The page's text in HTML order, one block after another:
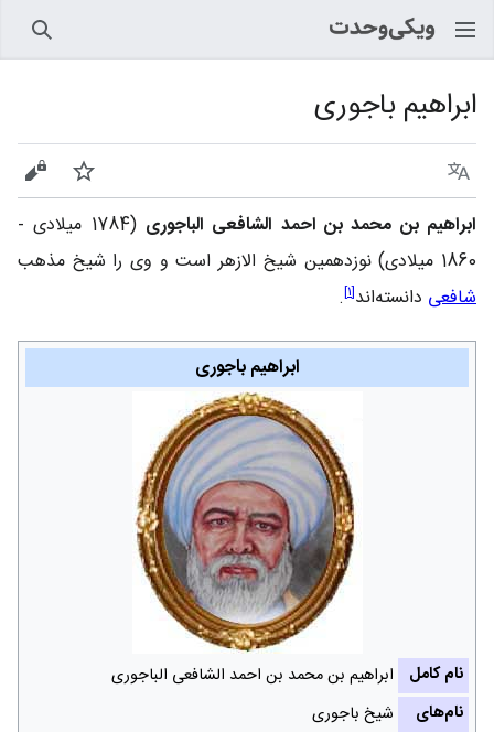
ابراهیم باجوری
زبان پیگیری
ابراهیم بن محمد بن احمد الشافعی الباجوری
(1784 میلادی -
1860 میلادی) نوزدهمین شیخ الازهر است و وی را شیخ مذهب
شافعی دانسته‌اند[۱]
.
ابراهیم باجوری
نام کامل
ابراهیم بن محمد بن احمد الشافعی الباجوری
نام‌های
شیخ باجوری